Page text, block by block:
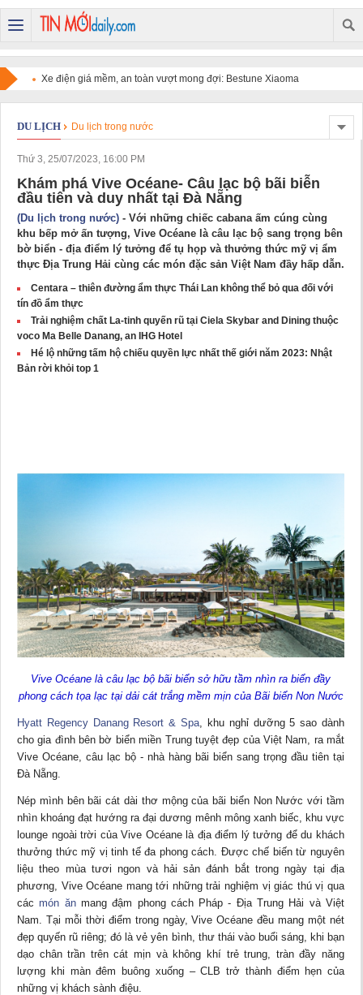
Xe điện giá mềm, an toàn vượt mong đợi: Bestune Xiaoma
chinh phục người dùng
DU LỊCH Du lịch trong nước
Thứ 3, 25/07/2023, 16:00 PM
Khám phá Vive Océane- Câu lạc bộ bãi biễn
đầu tiên và duy nhất tại Đà Nẵng
(Du lịch trong nước) - Với những chiếc cabana ấm cúng cùng
khu bếp mở ấn tượng, Vive Océane là câu lạc bộ sang trọng bên
bờ biển - địa điểm lý tưởng để tụ họp và thưởng thức mỹ vị ẩm
thực Địa Trung Hải cùng các món đặc sản Việt Nam đầy hấp dẫn.
Centara – thiên đường ẩm thực Thái Lan không thể bỏ qua đối với
tín đồ ẩm thực
Trải nghiệm chất La-tinh quyến rũ tại Ciela Skybar and Dining thuộc
voco Ma Belle Danang, an IHG Hotel
Hé lộ những tấm hộ chiếu quyền lực nhất thế giới năm 2023: Nhật
Bản rời khỏi top 1
Vive Océane là câu lạc bộ bãi biển sở hữu tầm nhìn ra biển đầy
phong cách tọa lạc tại dải cát trắng mềm mịn của Bãi biển Non Nước
Hyatt Regency Danang Resort & Spa , khu nghỉ dưỡng 5 sao dành
cho gia đình bên bờ biển miền Trung tuyệt đẹp của Việt Nam, ra mắt
Vive Océane, câu lạc bộ - nhà hàng bãi biển sang trọng đầu tiên tại
Đà Nẵng.
Nép mình bên bãi cát dài thơ mộng của bãi biển Non Nước với tầm
nhìn khoáng đạt hướng ra đại dương mênh mông xanh biếc, khu vực
lounge ngoài trời của Vive Océane là địa điểm lý tưởng để du khách
thưởng thức mỹ vị tinh tế đa phong cách. Được chế biến từ nguyên
liệu theo mùa tươi ngon và hải sản đánh bắt trong ngày tại địa
phương, Vive Océane mang tới những trải nghiệm vị giác thú vị qua
các món ănmang đậm phong cách Pháp - Địa Trung Hải và Việt
Nam. Tại mỗi thời điểm trong ngày, Vive Océane đều mang một nét
đẹp quyến rũ riêng; đó là vẻ yên bình, thư thái vào buổi sáng, khi bạn
dạo chân trần trên cát mịn và không khí trẻ trung, tràn đầy năng
lượng khi màn đêm buông xuống – CLB trở thành điểm hẹn của
những vị khách sành điệu.